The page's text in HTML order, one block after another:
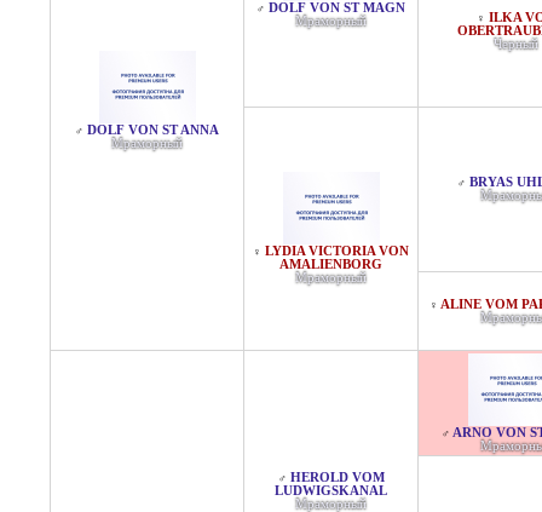
♂ DOLF VON ST ANNA
Мраморный
♂ DOLF VON ST MAGN
Мраморный
♀ ILKA
Черный
♀ LYDIA VICTORIA VON
AMALIENBORG
Мраморный
♂ BRYAS
♀ ALINE VOM
♂ HEROLD VOM
LUDWIGSKANAL
Мраморный
♂ ARNO VON